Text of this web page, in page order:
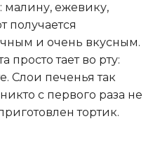
ежевику,
получается
и очень вкусным.
просто тает во рту:
Слои печенья так
с первого раза не
тортик.